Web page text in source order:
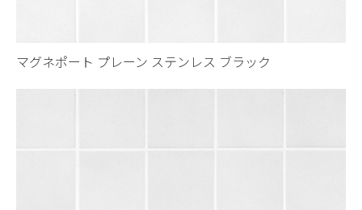
マグネポート プレーン ステンレス ブラック